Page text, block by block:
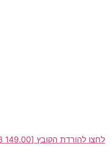
לחצו להורדת הקובץ [149.00 KB]